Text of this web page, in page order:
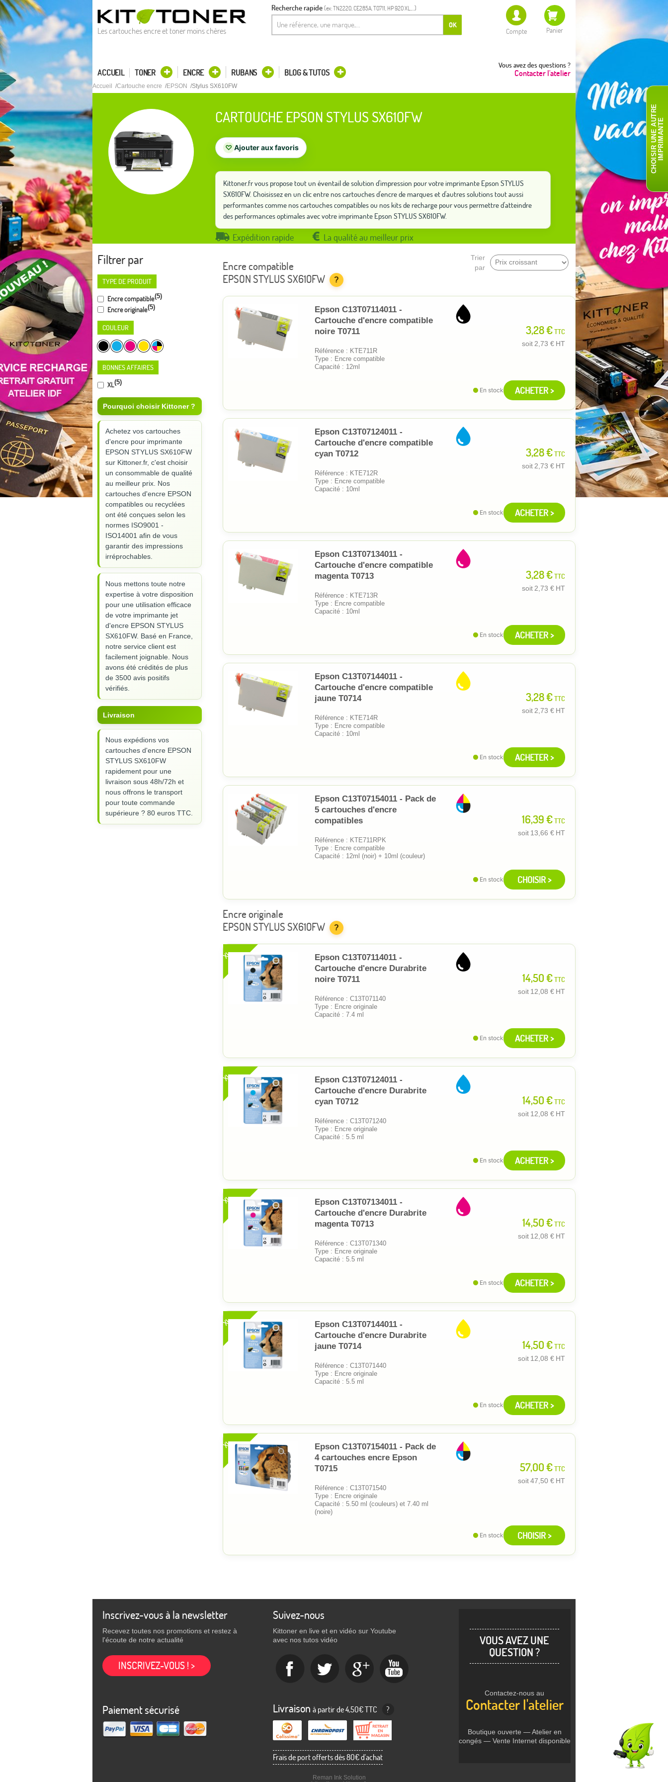
Les cartouches encre et toner moins chères
Recherche rapide (ex: TN2220, CE285A, T0711, HP 920 XL,...)
OK
Compte Panier
Vous avez des questions ?
Contacter l'atelier
ACCUEIL TONER ENCRE RUBANS BLOG & TUTOS
Accueil Cartouche encre EPSON Stylus SX610FW
CARTOUCHE EPSON STYLUS SX610FW
♡ Ajouter aux favoris
Kittoner.fr vous propose tout un éventail de solution d'impression pour votre imprimante Epson STYLUS
SX610FW. Choisissez en un clic entre nos cartouches d'encre de marques et d'autres solutions tout aussi
performantes comme nos cartouches compatibles ou nos kits de recharge pour vous permettre d'atteindre
des performances optimales avec votre imprimante Epson STYLUS SX610FW.
Expédition rapide La qualité au meilleur prix
Filtrer par
TYPE DE PRODUIT
Encre compatible(5)
Encre originale(5)
COULEUR
BONNES AFFAIRES
XL(5)
Pourquoi choisir Kittoner ?
Achetez vos cartouches
d'encre pour imprimante
EPSON STYLUS SX610FW
sur Kittoner.fr, c'est choisir
un consommable de qualité
au meilleur prix. Nos
cartouches d'encre EPSON
compatibles ou recyclées
ont été conçues selon les
normes ISO9001 -
ISO14001 afin de vous
garantir des impressions
irréprochables.
Nous mettons toute notre
expertise à votre disposition
pour une utilisation efficace
de votre imprimante jet
d'encre EPSON STYLUS
SX610FW. Basé en France,
notre service client est
facilement joignable. Nous
avons été crédités de plus
de 3500 avis positifs
vérifiés.
Livraison
Nous expédions vos
cartouches d'encre EPSON
STYLUS SX610FW
rapidement pour une
livraison sous 48h/72h et
nous offrons le transport
pour toute commande
supérieure ? 80 euros TTC.
Trier
par
Encre compatible
EPSON STYLUS SX610FW
?
Epson C13T07114011 -
Cartouche d'encre compatible
noire T0711
Référence : KTE711R
Type : Encre compatible
Capacité : 12ml
3,28 €TTC
soit 2,73 € HT
En stock ACHETER >
Epson C13T07124011 -
Cartouche d'encre compatible
cyan T0712
Référence : KTE712R
Type : Encre compatible
Capacité : 10ml
3,28 €TTC
soit 2,73 € HT
En stock ACHETER >
Epson C13T07134011 -
Cartouche d'encre compatible
magenta T0713
Référence : KTE713R
Type : Encre compatible
Capacité : 10ml
3,28 €TTC
soit 2,73 € HT
En stock ACHETER >
Epson C13T07144011 -
Cartouche d'encre compatible
jaune T0714
Référence : KTE714R
Type : Encre compatible
Capacité : 10ml
3,28 €TTC
soit 2,73 € HT
En stock ACHETER >
Epson C13T07154011 - Pack de
5 cartouches d'encre
compatibles
Référence : KTE711RPK
Type : Encre compatible
Capacité : 12ml (noir) + 10ml (couleur)
16,39 €TTC
soit 13,66 € HT
En stock CHOISIR >
Encre originale
EPSON STYLUS SX610FW
?
XL
Epson C13T07114011 -
Cartouche d'encre Durabrite
noire T0711
Référence : C13T071140
Type : Encre originale
Capacité : 7.4 ml
14,50 €TTC
soit 12,08 € HT
En stock ACHETER >
XL
Epson C13T07124011 -
Cartouche d'encre Durabrite
cyan T0712
Référence : C13T071240
Type : Encre originale
Capacité : 5.5 ml
14,50 €TTC
soit 12,08 € HT
En stock ACHETER >
XL
Epson C13T07134011 -
Cartouche d'encre Durabrite
magenta T0713
Référence : C13T071340
Type : Encre originale
Capacité : 5.5 ml
14,50 €TTC
soit 12,08 € HT
En stock ACHETER >
XL
Epson C13T07144011 -
Cartouche d'encre Durabrite
jaune T0714
Référence : C13T071440
Type : Encre originale
Capacité : 5.5 ml
14,50 €TTC
soit 12,08 € HT
En stock ACHETER >
XL
Epson C13T07154011 - Pack de
4 cartouches encre Epson
T0715
Référence : C13T071540
Type : Encre originale
Capacité : 5.50 ml (couleurs) et 7.40 ml
(noire)
57,00 €TTC
soit47,50 € HT
En stock CHOISIR >
Inscrivez-vous à la newsletter
Recevez toutes nos promotions et restez à
l'écoute de notre actualité
INSCRIVEZ-VOUS ! >
Paiement sécurisé
Suivez-nous
Kittoner en live et en vidéo sur Youtube
avec nos tutos vidéo
Livraison à partir de 4,50€ TTC ?
Frais de port offerts dès 80€ d'achat
VOUS AVEZ UNE
QUESTION ?
Contactez-nous au
Contacter l'atelier
Boutique ouverte — Atelier en
congés — Vente Internet disponible
Reman Ink Solution
C
H
O
I
S
I
R
U
N
E
AU
T
R
E
I
M
P
R
I
M
A
N
TE